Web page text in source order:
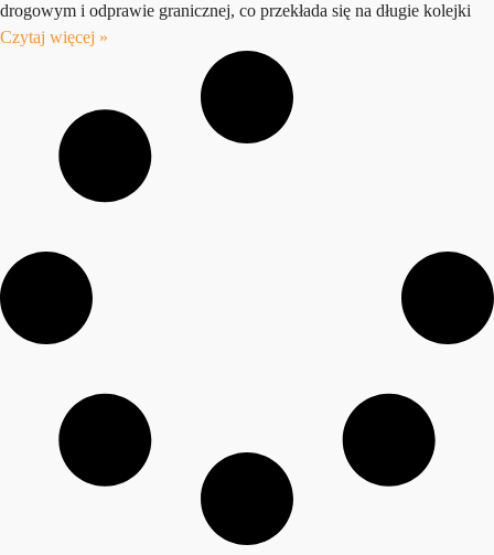
drogowym i odprawie granicznej, co przekłada się na długie kolejki
Czytaj więcej »